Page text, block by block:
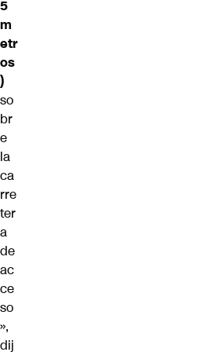
5
m
etr
os
)
so
br
e
la
ca
rre
ter
a
de
ac
ce
so
»,
dij